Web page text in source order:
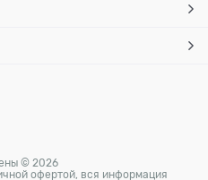
© 2026
офертой, вся информация